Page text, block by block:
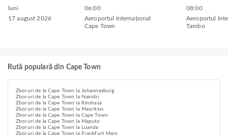
luni
17 august 2026
06:00
Aeroportul Internațional
Cape Town
08:00
Aeroportul
Tambo
Rută populară din Cape Town
Zboruri de la Cape Town la Johannesburg
Zboruri de la Cape Town la Nairobi
Zboruri de la Cape Town la Kinshasa
Zboruri de la Cape Town la Mauritius
Zboruri de la Cape Town la Cape Town
Zboruri de la Cape Town la Maputo
Zboruri de la Cape Town la Luanda
Zboruri de la Cape Town la Frankfurt Main